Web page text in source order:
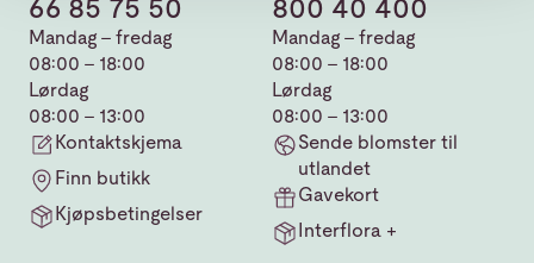
66 85 75 50
Mandag - fredag
08:00 - 18:00
Lørdag
08:00 - 13:00
Kontaktskjema
Finn butikk
Kjøpsbetingelser
800 40 400
Mandag - fredag
08:00 - 18:00
Lørdag
08:00 - 13:00
Sende blomster til
utlandet
Gavekort
Interflora +